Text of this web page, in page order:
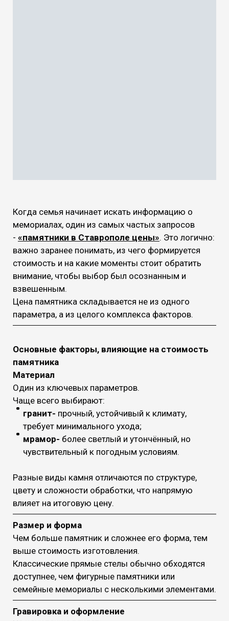
Когда семья начинает искать информацию о
мемориалах, один из самых частых запросов
- «памятники в Ставрополе цены». Это логично:
важно заранее понимать, из чего формируется
стоимость и на какие моменты стоит обратить
внимание, чтобы выбор был осознанным и
взвешенным.
Цена памятника складывается не из одного
параметра, а из целого комплекса факторов.
Основные факторы, влияющие на стоимость
памятника
Материал
Один из ключевых параметров.
Чаще всего выбирают:
гранит- прочный, устойчивый к климату,
требует минимального ухода;
мрамор- более светлый и утончённый, но
чувствительный к погодным условиям.
Разные виды камня отличаются по структуре,
цвету и сложности обработки, что напрямую
влияет на итоговую цену.
Размер и форма
Чем больше памятник и сложнее его форма, тем
выше стоимость изготовления.
Классические прямые стелы обычно обходятся
доступнее, чем фигурные памятники или
семейные мемориалы с несколькими элементами.
Гравировка и оформление